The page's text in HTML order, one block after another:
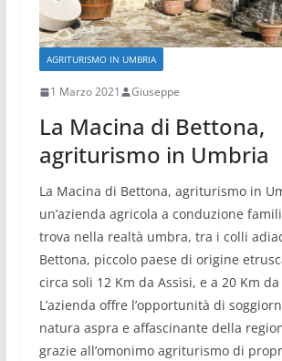
AGRITURISMO IN UMBRIA
1 Marzo 2021 Giuseppe
La Macina di Bettona,
agriturismo in Umbria
La Macina di Bettona, agriturismo in
un’azienda agricola a conduzione
trova nella realtà umbra, tra i colli
Bettona, piccolo paese di origine
circa soli 12 Km da Assisi, e a 20 Km
L’azienda offre l’opportunità di
natura aspra e affascinante della
grazie all’omonimo agriturismo di